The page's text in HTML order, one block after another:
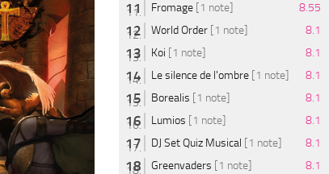
Fromage [1 note]
8.55
World Order [1 note]
8.1
Koi [1 note]
8.1
Le silence de l'ombre [1 note]
8.1
Borealis [1 note]
8.1
Lumios [1 note]
8.1
DJ Set Quiz Musical [1 note]
8.1
Greenvaders [1 note]
8.1